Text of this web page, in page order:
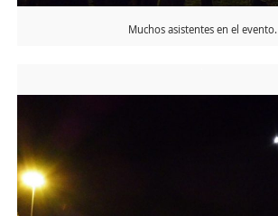
Muchos asistentes en el evento.